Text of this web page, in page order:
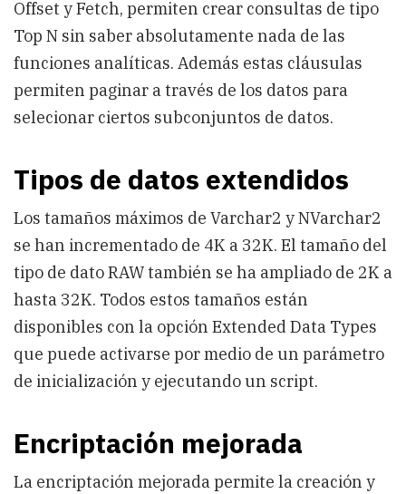
Offset y Fetch, permiten crear consultas de tipo
Top N sin saber absolutamente nada de las
funciones analíticas. Además estas cláusulas
permiten paginar a través de los datos para
selecionar ciertos subconjuntos de datos.
Tipos de datos extendidos
Los tamaños máximos de Varchar2 y NVarchar2
se han incrementado de 4K a 32K. El tamaño del
tipo de dato RAW también se ha ampliado de 2K a
hasta 32K. Todos estos tamaños están
disponibles con la opción Extended Data Types
que puede activarse por medio de un parámetro
de inicialización y ejecutando un script.
Encriptación mejorada
La encriptación mejorada permite la creación y